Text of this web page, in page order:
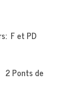
F et PD
Ponts de